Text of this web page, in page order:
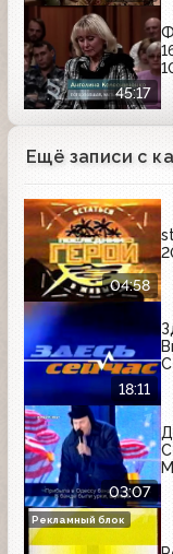
45:17
Ещё записи с
04:58
18:11
03:07
Рекламный блок